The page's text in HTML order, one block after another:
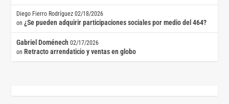
Diego Fierro Rodríguez 02/18/2026
on¿Se pueden adquirir participaciones sociales por medio del 464?
Gabriel Doménech 02/17/2026
on Retracto arrendaticio y ventas en globo